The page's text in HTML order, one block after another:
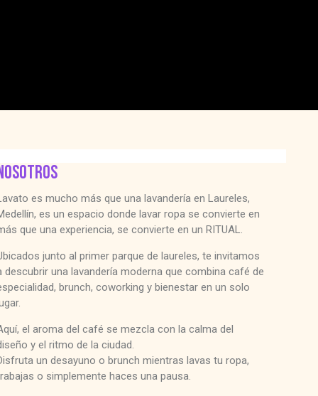
es mucho más que una lavandería en Laureles,
es un espacio donde lavar ropa se convierte en
que una experiencia, se convierte en un RITUAL.
junto al primer parque de laureles, te invitamos
descubrir una lavandería moderna que combina café de
brunch, coworking y bienestar en un solo
el aroma del café se mezcla con la calma del
y el ritmo de la ciudad.
un desayuno o brunch mientras lavas tu ropa,
o simplemente haces una pausa.